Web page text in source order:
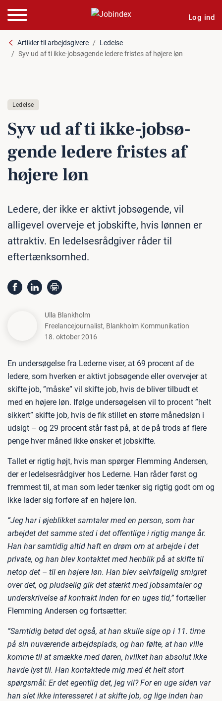
Log ind
Artikler til arbejdsgivere
Ledelse
Syv ud af ti ikke-jobsøgende ledere fristes af højere løn
Ledelse
Syv ud af ti ikke-job­sø­
gen­de ledere fristes af
højere løn
Ledere, der ikke er aktivt jobsøgende, vil
alligevel overveje et jobskifte, hvis lønnen er
attraktiv. En ledelsesrådgiver råder til
eftertænksomhed.
Ulla Blankholm
Freelancejournalist, Blankholm Kommunikation
18. oktober 2016
En undersøgelse fra Lederne viser, at 69 procent af de
ledere, som hverken er aktivt jobsøgende eller overvejer at
skifte job, ”måske” vil skifte job, hvis de bliver tilbudt et
med en højere løn. Ifølge undersøgelsen vil to procent ”helt
sikkert” skifte job, hvis de fik stillet en større månedsløn i
udsigt – og 29 procent står fast på, at de på trods af flere
penge hver måned ikke ønsker et jobskifte.
Tallet er rigtig højt, hvis man spørger Flemming Andersen,
der er ledelsesrådgiver hos Lederne. Han råder først og
fremmest til, at man som leder tænker sig rigtig godt om og
ikke lader sig forføre af en højere løn.
”Jeg har i øjeblikket samtaler med en person, som har
arbejdet det samme sted i det offentlige i rigtig mange år.
Han har samtidig altid haft en drøm om at arbejde i det
private, og han blev kontaktet med henblik på at skifte til
netop det – til en højere løn. Han blev selvfølgelig smigret
over det, og pludselig gik det stærkt med jobsamtaler og
underskrivelse af kontrakt inden for en uges tid,” fortæller
Flemming Andersen og fortsætter:
”Samtidig betød det også, at han skulle sige op i 11. time
på sin nuværende arbejdsplads, og han følte, at han ville
komme til at smække med døren, hvilket han absolut ikke
havde lyst til. Han kontaktede mig med ét helt stort
spørgsmål: Er det egentlig det, jeg vil? For en uge siden var
han slet ikke interesseret i at skifte job, og lige inden han